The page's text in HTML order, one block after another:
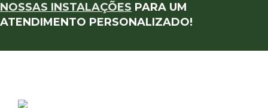
NOSSAS INSTALAÇÕES PARA UM
ATENDIMENTO PERSONALIZADO!